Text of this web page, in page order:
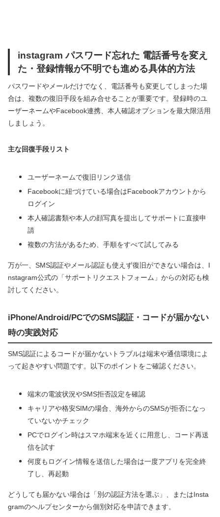
instagram パスワード忘れた 電話番号を変え
た・登録情報が不明でも進める具体的方法
パスワードやメールだけでなく、電話番号も変更してしまった場
合は、複数の復旧手段を組み合せることが重要です。登録時のユ
ーザーネームやFacebook連携、本人確認オプションを最大限活用
しましょう。
主な回復手段リスト
ユーザーネームで復旧リンク送信
Facebookに紐づけている場合はFacebookアカウントから
ログイン
本人確認書類や本人の顔写真を提出してサポートに直接申
請
複数の方法があるため、手順をすべて試してみる
万が一、SMS認証やメール認証も使えず復旧ができない場合は、I
nstagram公式の「サポートリクエストフォーム」からの対応も検
討してください。
iPhone/Android/PCでのSMS認証・コードが届かない
時の実践対応
SMS認証によるコードが届かないトラブルは端末や通信環境によ
って起きやすい問題です。以下のポイントをご確認ください。
端末の電波状況やSMS拒否設定を確認
キャリアや格安SIMの場合、海外からのSMSが拒否になっ
ていないかチェック
PCでログイン時はスマホ端末を近くに用意し、コード再送
信を試す
何度もログイン情報を送信した場合は一度アプリを完全終
了し、再起動
どうしても届かない場合は「別の認証方法を選ぶ」、またはInsta
gramのヘルプセンターから個別対応を申請できます。